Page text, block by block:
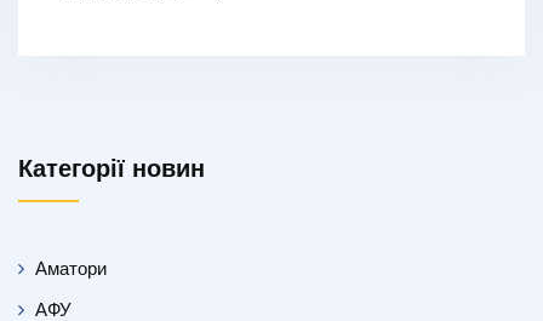
Категорії новин
Аматори
АФУ